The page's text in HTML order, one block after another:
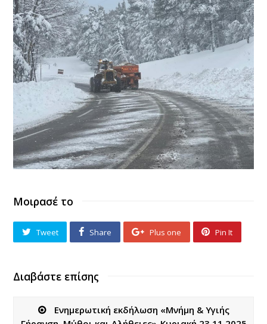
Μοιρασέ το
Tweet Share Plus one Pin It
Διαβάστε επίσης
Ενημερωτική εκδήλωση «Μνήμη & Υγιής